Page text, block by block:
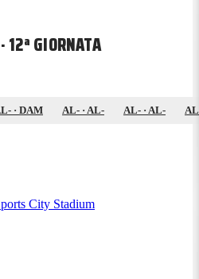
12ª GIORNATA
· DAM AL- · AL- AL- · AL-
City Stadium